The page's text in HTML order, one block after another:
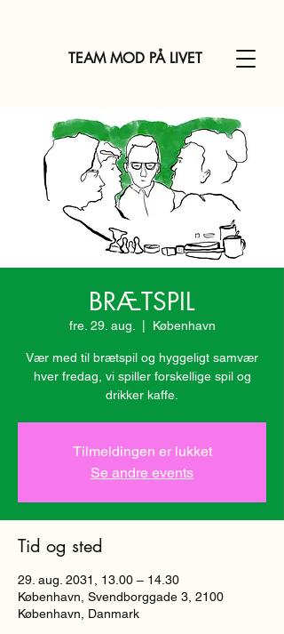
TEAM MOD PÅ LIVET
BRÆTSPIL
fre. 29. aug. København
Vær med til brætspil og hyggeligt samvær
hver fredag, vi spiller forskellige spil og
drikker kaffe.
Tilmeldingen er lukket
Se andre events
Tid og sted
29. aug. 2031, 13.00 – 14.30
København, Svendborggade 3, 2100
København, Danmark